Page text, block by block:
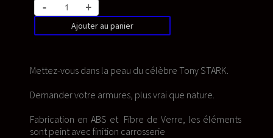
- +
Ajouter au panier
Mettez-vous dans la peau du célèbre Tony STARK.
Demander votre armures, plus vrai que nature.
Fabrication en ABS et Fibre de Verre, les éléments
sont peint avec finition carrosserie